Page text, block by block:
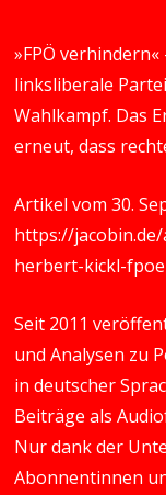
»FPÖ
linksliberale
Wahlkampf. Das
erneut, dass
Artikel vom 30.
https://
herbert-kickl-
Seit 2011
und Analysen zu
in deutscher
Beiträge als
Nur dank der
Abonnentinnen